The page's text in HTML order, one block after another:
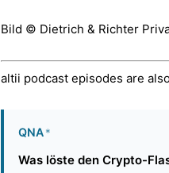
Bild © Dietrich & Richter
altii podcast episodes are
QNA*
Was löste den Crypto-